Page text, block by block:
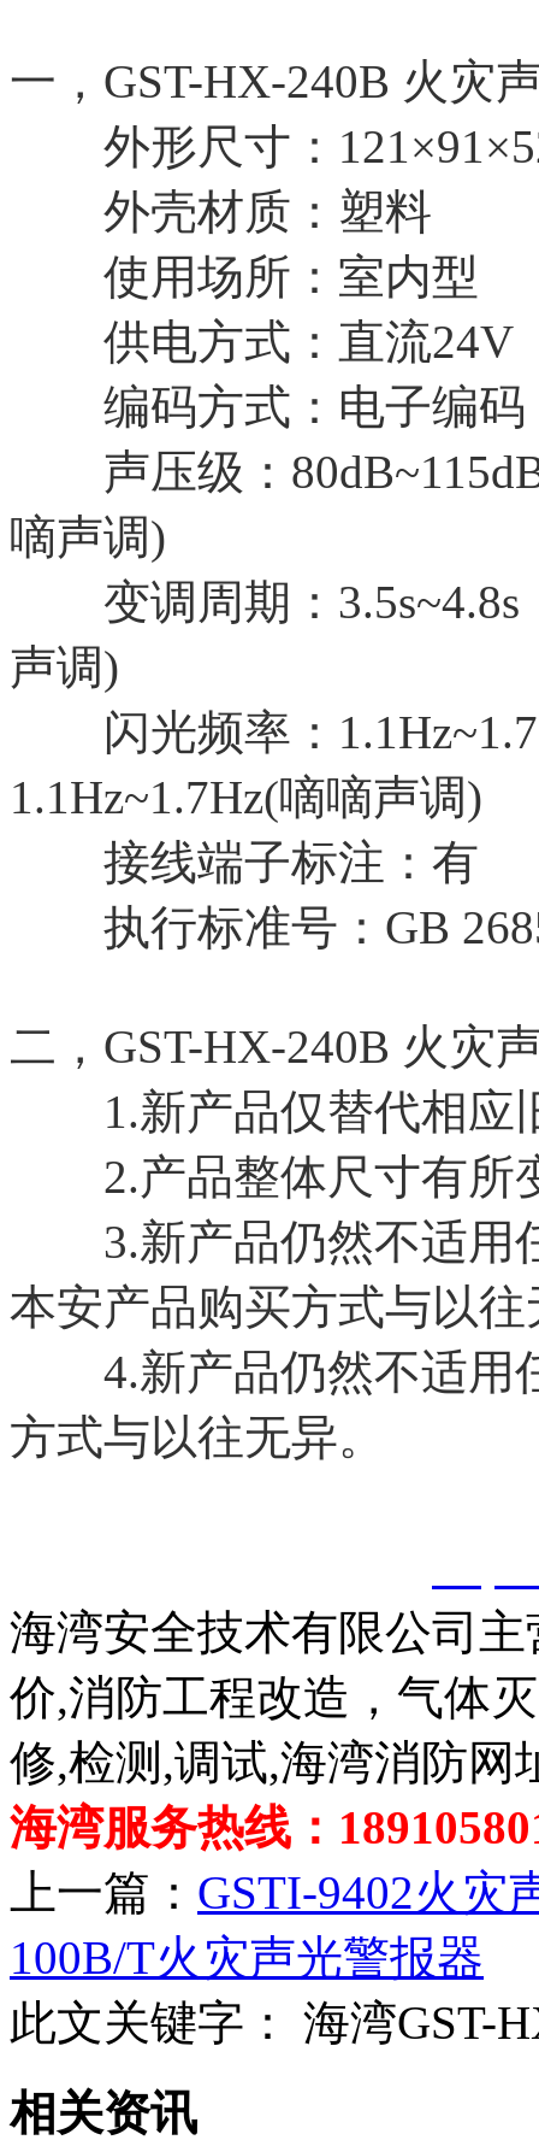
一，GST-HX-240B 火灾
外形尺寸：
外壳材质：塑料
使用场所：室内型
供电方式：直流24V
编码方式：电子编码
声压级：
嘀声调)
变调周期：3.5s~4.8s
声调)
闪光频率：
1.1Hz~1.7Hz(嘀嘀声调)
接线端子标注：有
执行标准号：GB
二，GST-HX-240B 火灾
1.新产品仅替代相应
2.产品整体尺寸有所
3.新产品仍然不适用
本安产品购买方式与以往
4.新产品仍然不适用
方式与以往无异。
海湾安全技术有限公司
价,消防工程改造，气体
修,检测,调试,海湾消防网
海湾服务热线：
上一篇： GSTI-9402火灾
100B/T火灾声光警报器
此文关键字：
海湾GST-
相关资讯